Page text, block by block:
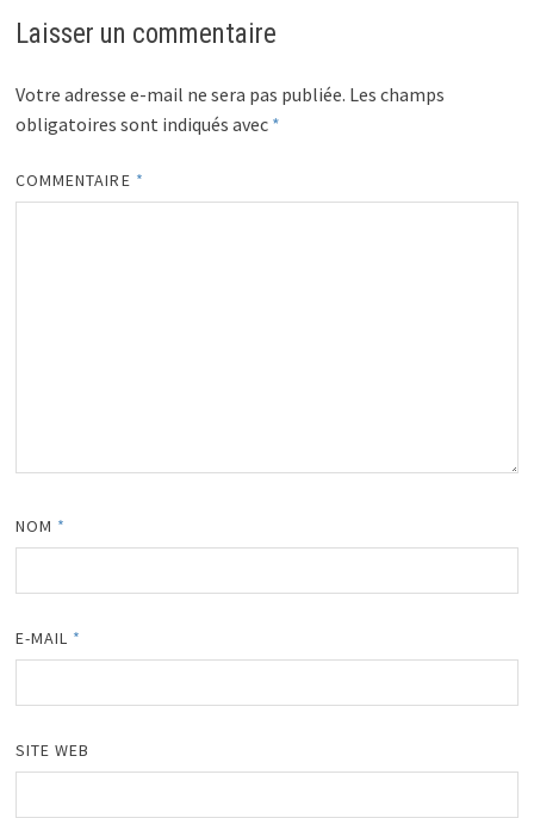
Laisser un commentaire
Votre adresse e-mail ne sera pas publiée. Les champs
obligatoires sont indiqués avec *
COMMENTAIRE *
NOM *
E-MAIL *
SITE WEB